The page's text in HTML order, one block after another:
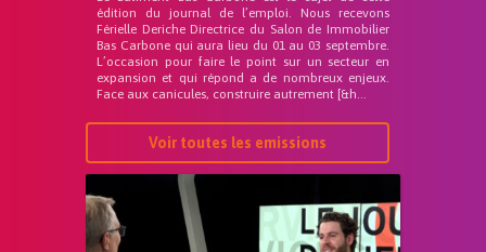
édition du journal de l’emploi. Nous recevons
Férielle Deriche Directrice du Salon de Immobilier
Bas Carbone qui aura lieu du 01 au 03 septembre.
L’occasion pour faire le point sur un secteur en
expansion et qui répond a de nombreux enjeux.
Face aux canicules, construire autrement [&h...
Voir toutes les emissions